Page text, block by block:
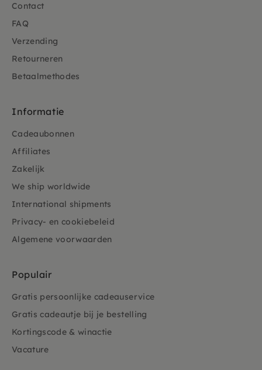
Contact
FAQ
Verzending
Retourneren
Betaalmethodes
Informatie
Cadeaubonnen
Affiliates
Zakelijk
We ship worldwide
International shipments
Privacy- en cookiebeleid
Algemene voorwaarden
Populair
Gratis persoonlijke cadeauservice
Gratis cadeautje bij je bestelling
Kortingscode & winactie
Vacature